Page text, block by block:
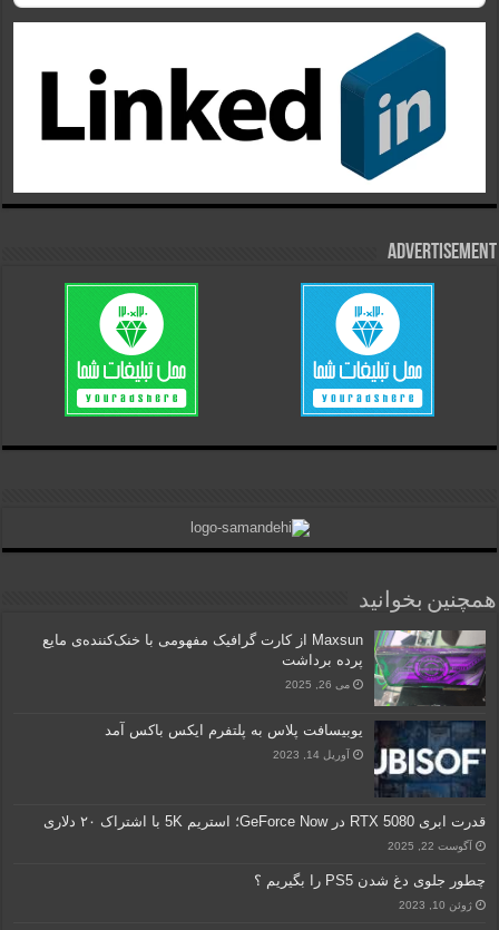
Advertisement
همچنین بخوانید
Maxsun از کارت گرافیک مفهومی با خنک‌کننده‌ی مایع
پرده برداشت
می 26, 2025
یوبیسافت پلاس به پلتفرم ایکس باکس آمد
آوریل 14, 2023
قدرت ابری RTX 5080 در GeForce Now؛ استریم 5K با اشتراک ۲۰ دلاری
آگوست 22, 2025
چطور جلوی دغ شدن PS5 را بگیریم ؟
ژوئن 10, 2023